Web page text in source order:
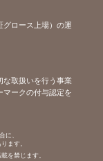
グロース上場）の運
な取扱いを行う事業
マークの付与認定を
に、
ます。
を禁じます。